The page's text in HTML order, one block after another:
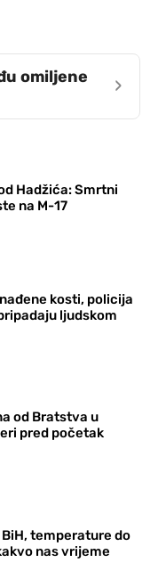
omiljene
›
Hadžića: Smrtni
na M-17
kosti, policija
ljudskom
od Bratstva u
pred početak
temperature do
nas vrijeme